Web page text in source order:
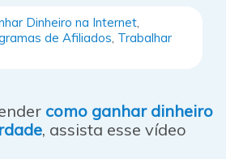
Dinheiro na Internet,
de Afiliados Trabalhar
como ganhar dinheiro
, assista esse vídeo